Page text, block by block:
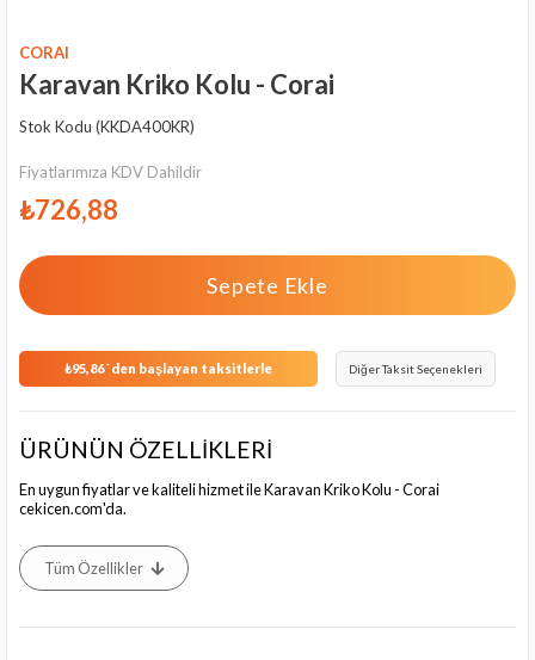
CORAI
Karavan Kriko Kolu - Corai
Stok Kodu (KKDA400KR)
Fiyatlarımıza KDV Dahildir
₺726,88
₺95,86`den başlayan taksitlerle Diğer Taksit Seçenekleri
ÜRÜNÜN ÖZELLİKLERİ
En uygun fiyatlar ve kaliteli hizmet ile Karavan Kriko Kolu - Corai
cekicen.com'da.
Tüm Özellikler